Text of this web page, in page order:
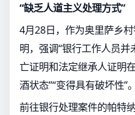
“缺乏人道主义处理方式”
4月28日，作为奥里萨乡
明，强调“银行工作人员
亡证明和法定继承人证明
酒状态”“变得具有破坏性”
前往银行处理案件的帕特